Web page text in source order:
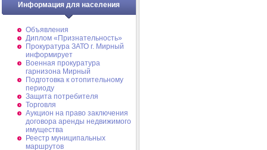
Информация для населения
Объявления
Диплом «Признательность»
Прокуратура ЗАТО г. Мирный
информирует
Военная прокуратура
гарнизона Мирный
Подготовка к отопительному
периоду
Защита потребителя
Торговля
Аукцион на право заключения
договора аренды недвижимого
имущества
Реестр муниципальных
маршрутов